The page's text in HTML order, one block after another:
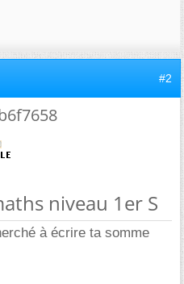
#2
niveau 1er S
à écrire ta somme